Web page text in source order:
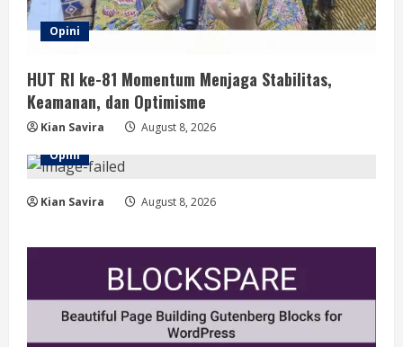
Opini
HUT RI ke-81 Momentum Menjaga Stabilitas,
Keamanan, dan Optimisme
Kian Savira
August 8, 2026
Opini
Kian Savira August 8, 2026